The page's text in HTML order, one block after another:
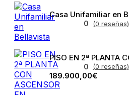
0 (0 reseñas)
0 (0 reseñas)
189.900,00€